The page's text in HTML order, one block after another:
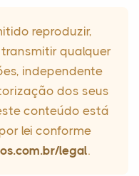
reproduzir,
qualquer
independente
dos seus
conteúdo está
lei conforme
legal.